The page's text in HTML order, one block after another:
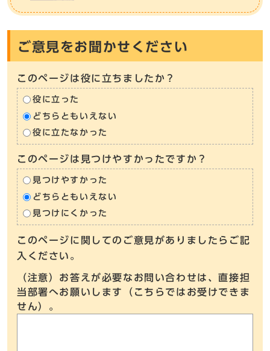
ご意見をお聞かせください
このページは役に立ちましたか？
役に立った
どちらともいえない
役に立たなかった
このページは見つけやすかったですか？
見つけやすかった
どちらともいえない
見つけにくかった
このページに関してのご意見がありましたらご記
入ください。
（注意）お答えが必要なお問い合わせは、直接担
当部署へお願いします（こちらではお受けできま
せん）。